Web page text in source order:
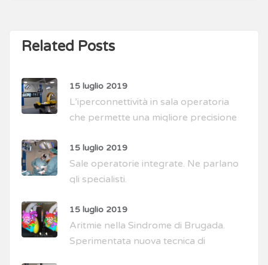
Related Posts
15 luglio 2019
L’iperconnettività in sala operatoria
che permette una migliore precisione
15 luglio 2019
Sale operatorie integrate. Ne parlano
gli specialisti.
15 luglio 2019
Aritmie nella Sindrome di Brugada.
Sperimentata nuova tecnica di